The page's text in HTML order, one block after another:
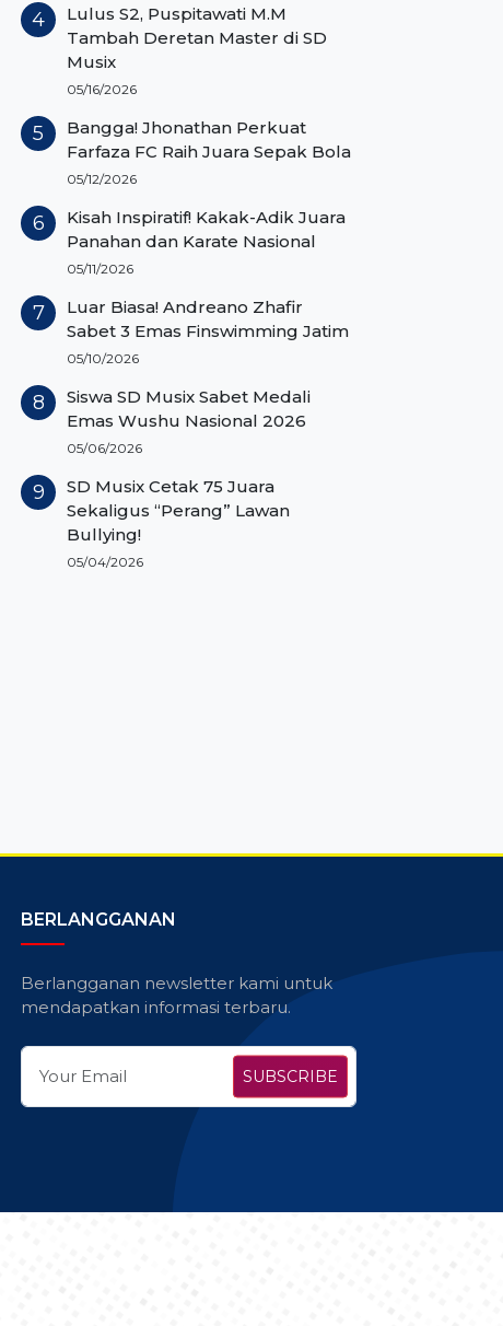
Lulus S2, Puspitawati M.M
Tambah Deretan Master di SD
Musix
05/16/2026
Bangga! Jhonathan Perkuat
Farfaza FC Raih Juara Sepak Bola
05/12/2026
Kisah Inspiratif! Kakak-Adik Juara
Panahan dan Karate Nasional
05/11/2026
Luar Biasa! Andreano Zhafir
Sabet 3 Emas Finswimming Jatim
05/10/2026
Siswa SD Musix Sabet Medali
Emas Wushu Nasional 2026
05/06/2026
SD Musix Cetak 75 Juara
Sekaligus “Perang” Lawan
Bullying!
05/04/2026
BERLANGGANAN
Berlangganan newsletter kami untuk
mendapatkan informasi terbaru.
SUBSCRIBE